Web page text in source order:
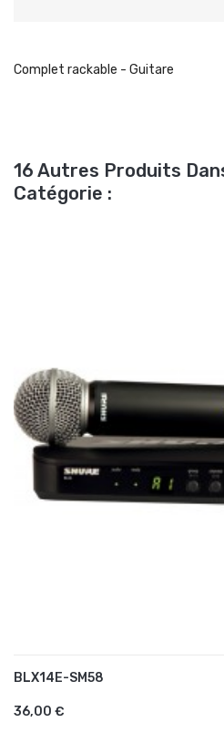
Complet rackable - Guitare
16 Autres Produits
Catégorie :
BLX14E-SM58
36,00 €